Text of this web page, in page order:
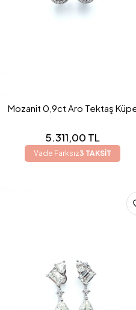
Mozanit 0,9ct Aro Tektaş
5.311,00 TL
Vade Farksız3 TAKSİT